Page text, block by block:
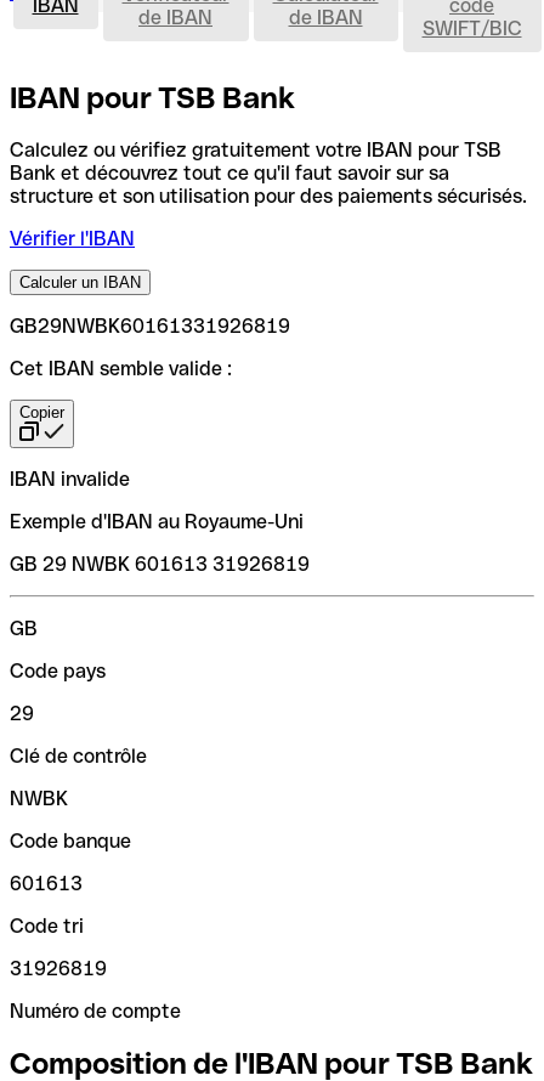
IBAN
de IBAN
de IBAN
code
SWIFT/BIC
IBAN pour TSB Bank
Calculez ou vérifiez gratuitement votre IBAN pour TSB
Bank et découvrez tout ce qu'il faut savoir sur sa
structure et son utilisation pour des paiements sécurisés.
Vérifier l'IBAN
Calculer un IBAN
GB29NWBK60161331926819
Cet IBAN semble valide :
Copier
IBAN invalide
Exemple d'IBAN au Royaume-Uni
GB 29 NWBK 601613 31926819
GB
Code pays
29
Clé de contrôle
NWBK
Code banque
601613
Code tri
31926819
Numéro de compte
Composition de l'IBAN pour TSB Bank